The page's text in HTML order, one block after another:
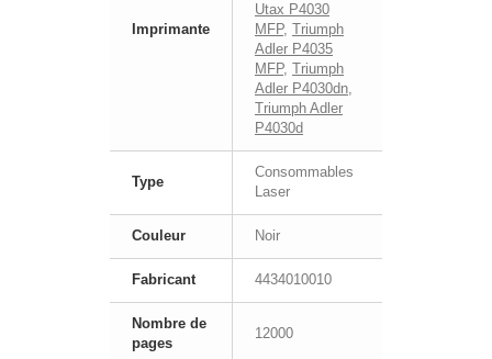
Imprimante
Utax P4030
MFP, Triumph
Adler P4035
MFP, Triumph
Adler P4030dn,
Triumph Adler
P4030d
Type
Consommables
Laser
Couleur Noir
Fabricant 4434010010
Nombre de
pages
12000